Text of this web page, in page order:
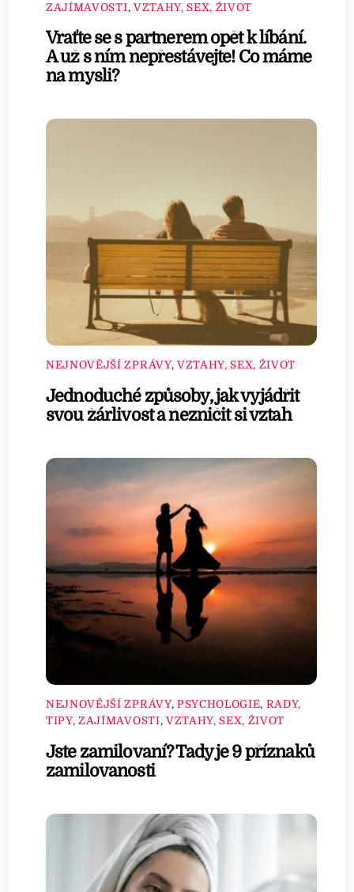
ZAJÍMAVOSTI, VZTAHY, SEX, ŽIVOT
Vraťte se s partnerem opět k líbání.
A už s ním nepřestávejte! Co máme
na mysli?
NEJNOVĚJŠÍ ZPRÁVY, VZTAHY, SEX, ŽIVOT
Jednoduché způsoby, jak vyjádřit
svou žárlivost a nezničit si vztah
NEJNOVĚJŠÍ ZPRÁVY, PSYCHOLOGIE, RADY,
TIPY, ZAJÍMAVOSTI, VZTAHY, SEX, ŽIVOT
Jste zamilovaní? Tady je 9 příznaků
zamilovanosti